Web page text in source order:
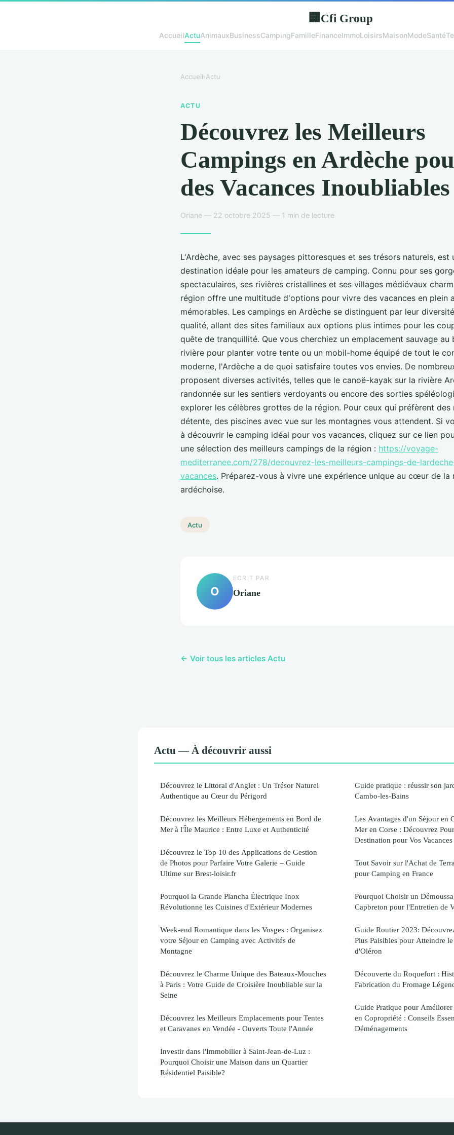
🏢 Cfi Group
AccueilActuAnimauxBusinessCampingFamilleFinanceImmoLoisirsMaisonModeSanté
Accueil›Actu
ACTU
Découvrez les Meilleurs
Campings en Ardèche
des Vacances Inoubliables
Oriane — 22 octobre 2025 — 1 min de lecture
L'Ardèche, avec ses paysages pittoresques et ses trésors naturels, est
destination idéale pour les amateurs de camping. Connu pour ses
spectaculaires, ses rivières cristallines et ses villages médiévaux
région offre une multitude d'options pour vivre des vacances en plein
mémorables. Les campings en Ardèche se distinguent par leur
qualité, allant des sites familiaux aux options plus intimes pour les
quête de tranquillité. Que vous cherchiez un emplacement sauvage au
rivière pour planter votre tente ou un mobil-home équipé de tout le
moderne, l'Ardèche a de quoi satisfaire toutes vos envies. De
proposent diverses activités, telles que le canoë-kayak sur la rivière
randonnée sur les sentiers verdoyants ou encore des sorties
explorer les célèbres grottes de la région. Pour ceux qui préfèrent des
détente, des piscines avec vue sur les montagnes vous attendent. Si
à découvrir le camping idéal pour vos vacances, cliquez sur ce lien
une sélection des meilleurs campings de la région : https://voyage-
mediterranee.com/278/decouvrez-les-meilleurs-campings-de-
vacances. Préparez-vous à vivre une expérience unique au cœur de la
ardéchoise.
Actu
O
ECRIT PAR
Oriane
← Voir tous les articles Actu
Actu — À découvrir aussi
Découvrez le Littoral d'Anglet : Un Trésor Naturel
Authentique au Cœur du Périgord
Découvrez les Meilleurs Hébergements en Bord de
Mer à l'Île Maurice : Entre Luxe et Authenticité
Découvrez le Top 10 des Applications de Gestion
de Photos pour Parfaire Votre Galerie – Guide
Ultime sur Brest-loisir.fr
Pourquoi la Grande Plancha Électrique Inox
Révolutionne les Cuisines d'Extérieur Modernes
Week-end Romantique dans les Vosges : Organisez
votre Séjour en Camping avec Activités de
Montagne
Découvrez le Charme Unique des Bateaux-Mouches
à Paris : Votre Guide de Croisière Inoubliable sur la
Seine
Découvrez les Meilleurs Emplacements pour Tentes
et Caravanes en Vendée - Ouverts Toute l'Année
Investir dans l'Immobilier à Saint-Jean-de-Luz :
Pourquoi Choisir une Maison dans un Quartier
Résidentiel Paisible?
Guide pratique : réussir son
Cambo-les-Bains
Les Avantages d'un Séjour en
Mer en Corse : Découvrez
Destination pour Vos Vacances
Tout Savoir sur l'Achat de
pour Camping en France
Pourquoi Choisir un
Capbreton pour l'Entretien de
Guide Routier 2023:
Plus Paisibles pour Atteindre
d'Oléron
Découverte du Roquefort :
Fabrication du Fromage
Guide Pratique pour
en Copropriété : Conseils
Déménagements